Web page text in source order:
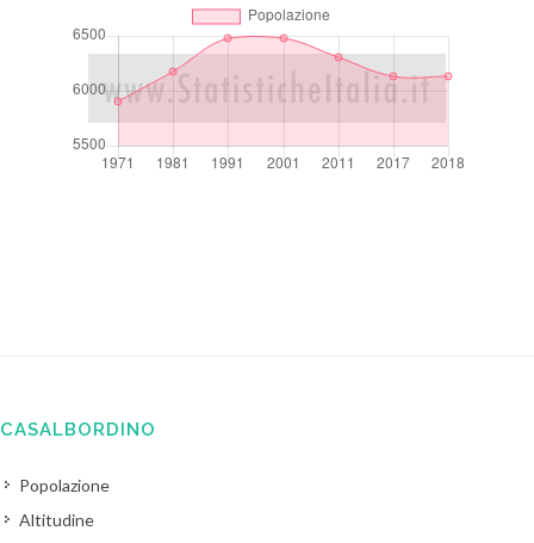
CASALBORDINO
Popolazione
Altitudine